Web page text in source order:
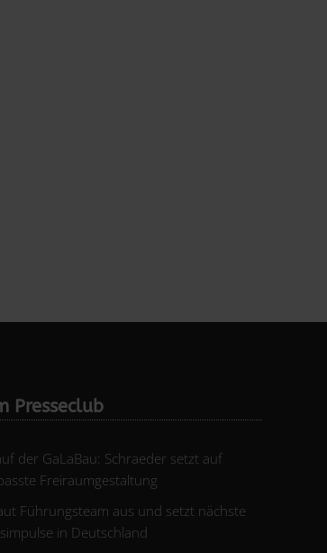
Presseclub
der GaLaBau: Schraeder setzt auf
Freiraumgestaltung
Führungsteam aus und setzt nächste
in Deutschland